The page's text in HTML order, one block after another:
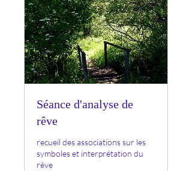
Séance d'analyse de
rêve
recueil des associations sur les
symboles et interprétation du
rêve